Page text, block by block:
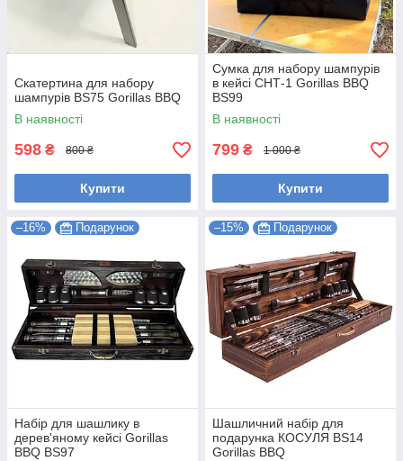
Скатертина для набору
шампурів BS75 Gorillas BBQ
В наявності
598 ₴ 800 ₴
Купити
Сумка для набору шампурів
в кейсі СНТ-1 Gorillas BBQ
BS99
В наявності
799 ₴ 1 000 ₴
Купити
–16% Подарунок
Набір для шашлику в
дерев'яному кейсі Gorillas
BBQ BS97
–15% Подарунок
Шашличний набір для
подарунка КОСУЛЯ BS14
Gorillas BBQ